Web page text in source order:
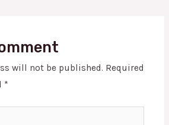
will not be published. Required
*